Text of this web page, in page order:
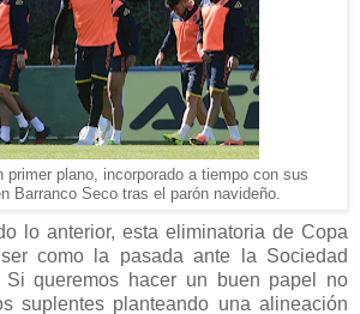
primer plano, incorporado a tiempo con sus
Barranco Seco tras el parón navideño.
lo anterior, esta eliminatoria de Copa
como la pasada ante la Sociedad
Si queremos hacer un buen papel no
suplentes planteando una alineación